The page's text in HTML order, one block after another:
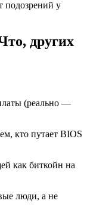
подозрений у
других
(реально —
кто путает BIOS
как биткойн на
люди, а не